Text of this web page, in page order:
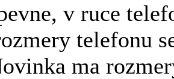
v ruce
telefonu
ma